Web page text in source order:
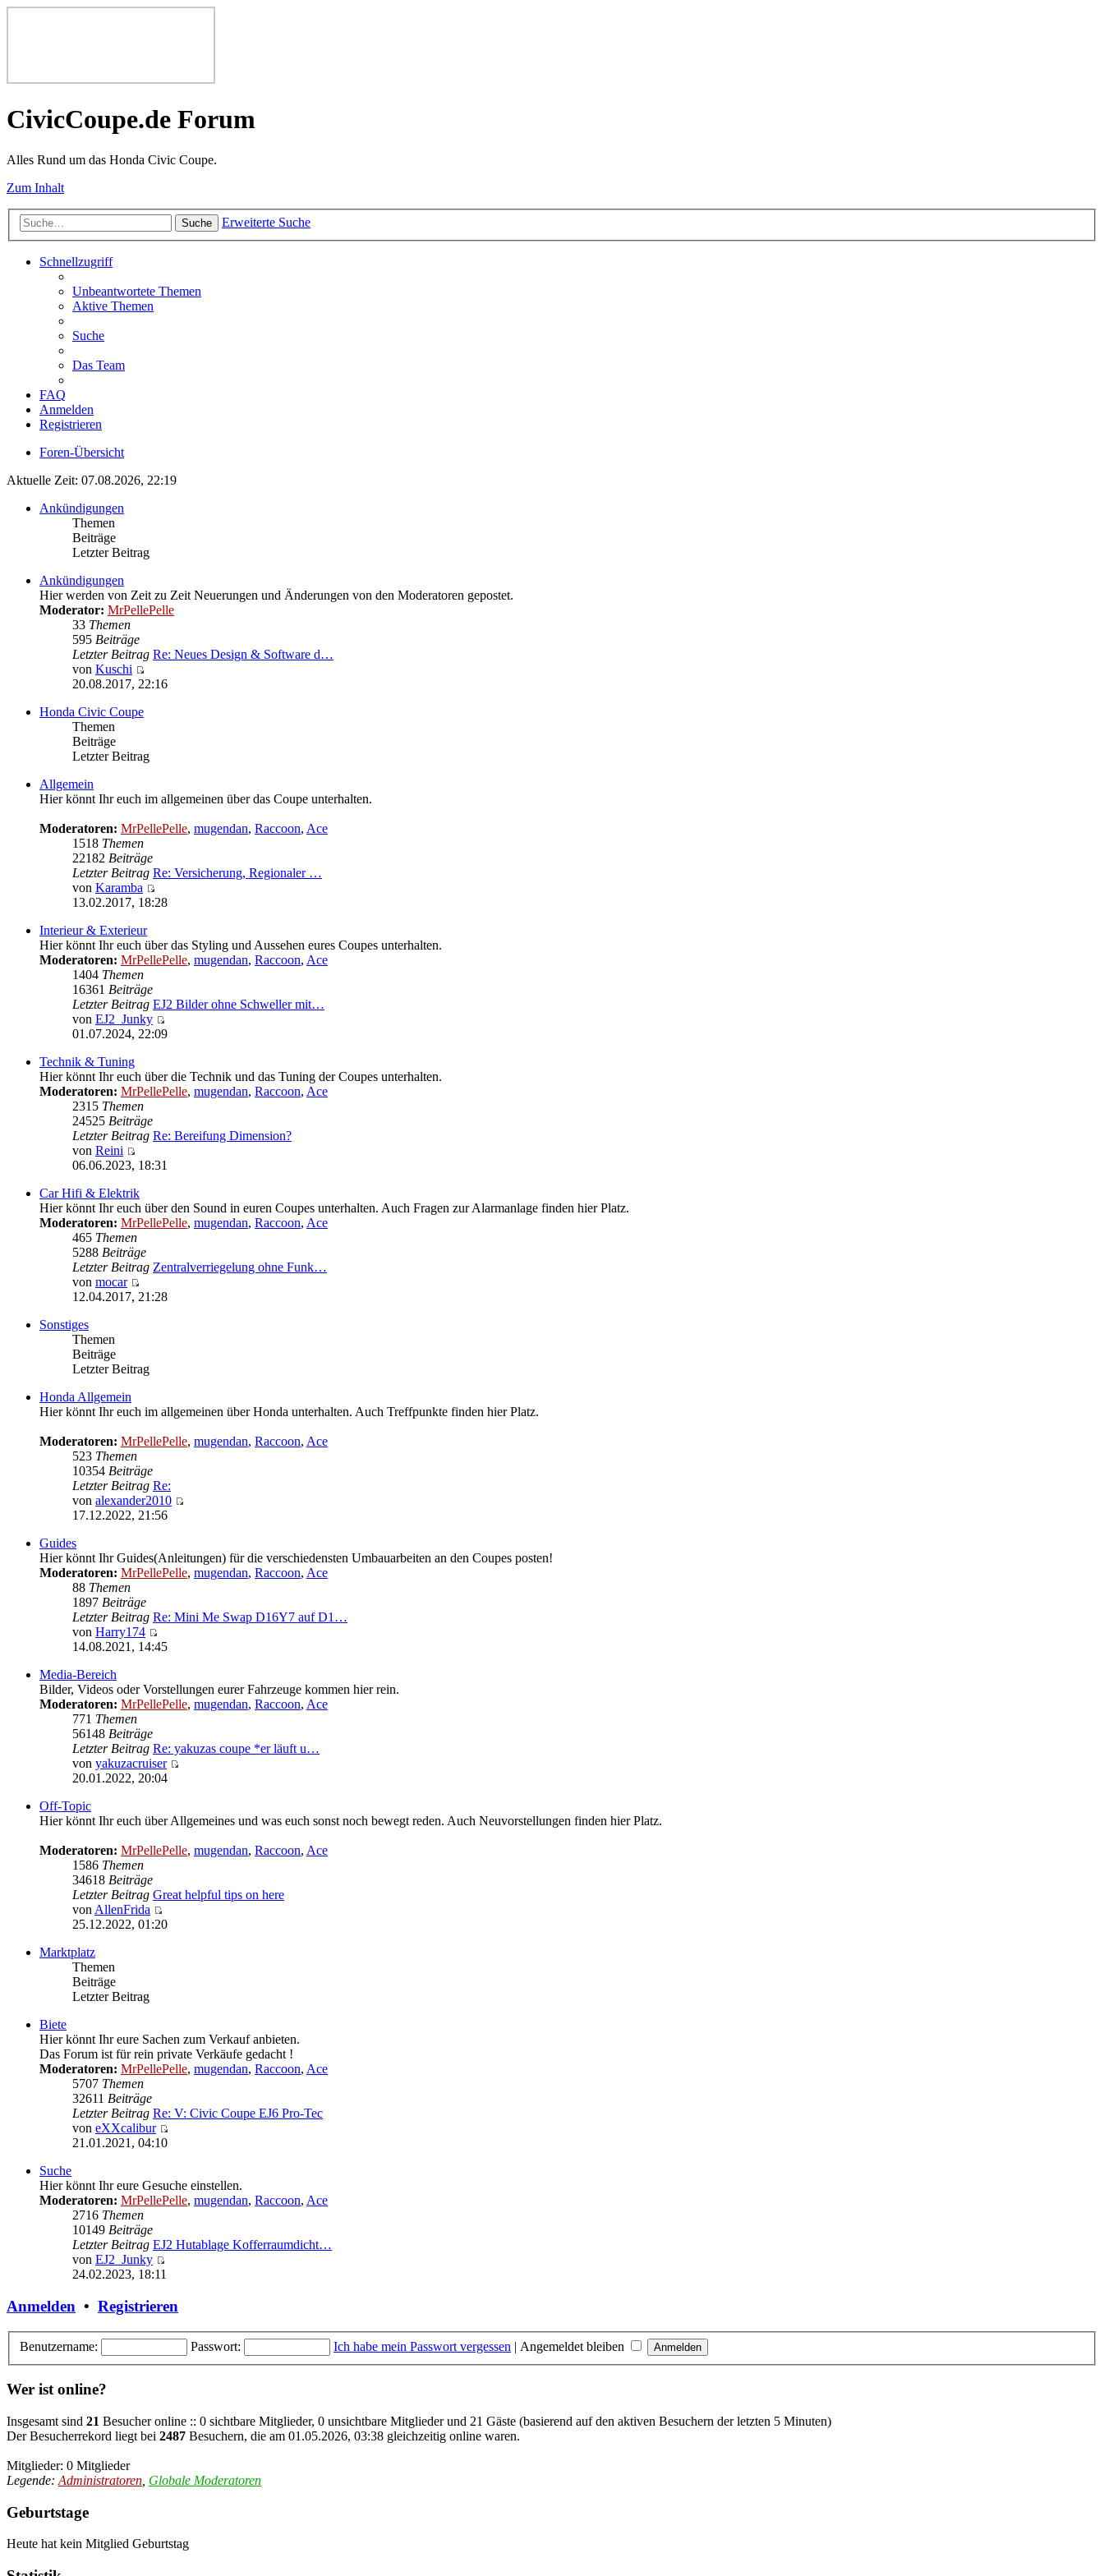
CivicCoupe.de Forum
Alles Rund um das Honda Civic Coupe.
Zum Inhalt
Suche Erweiterte Suche
Schnellzugriff
Unbeantwortete Themen
Aktive Themen
Suche
Das Team
FAQ
Anmelden
Registrieren
Foren-Übersicht
Aktuelle Zeit: 07.08.2026, 22:19
Ankündigungen
Themen
Beiträge
Letzter Beitrag
Ankündigungen
Hier werden von Zeit zu Zeit Neuerungen und Änderungen von den Moderatoren gepostet.
Moderator: MrPellePelle
33 Themen
595 Beiträge
Letzter Beitrag Re: Neues Design & Software d…
von Kuschi
Neuester
20.08.2017, 22:16
Honda Civic Coupe
Themen
Beiträge
Letzter Beitrag
Allgemein
Hier könnt Ihr euch im allgemeinen über das Coupe unterhalten.
Moderatoren: MrPellePelle, mugendan, Raccoon, Ace
1518 Themen
22182 Beiträge
Letzter Beitrag Re: Versicherung, Regionaler …
von Karamba
Neuester
13.02.2017, 18:28
Interieur & Exterieur
Hier könnt Ihr euch über das Styling und Aussehen eures Coupes unterhalten.
Moderatoren: MrPellePelle, mugendan, Raccoon, Ace
1404 Themen
16361 Beiträge
Letzter Beitrag EJ2 Bilder ohne Schweller mit…
von EJ2_Junky
Neuester
01.07.2024, 22:09
Technik & Tuning
Hier könnt Ihr euch über die Technik und das Tuning der Coupes unterhalten.
Moderatoren: MrPellePelle, mugendan, Raccoon, Ace
2315 Themen
24525 Beiträge
Letzter Beitrag Re: Bereifung Dimension?
von Reini
Neuester
06.06.2023, 18:31
Car Hifi & Elektrik
Hier könnt Ihr euch über den Sound in euren Coupes unterhalten. Auch Fragen zur Alarmanlage finden hier Platz.
Moderatoren: MrPellePelle, mugendan, Raccoon, Ace
465 Themen
5288 Beiträge
Letzter Beitrag Zentralverriegelung ohne Funk…
von mocar
Neuester
12.04.2017, 21:28
Sonstiges
Themen
Beiträge
Letzter Beitrag
Honda Allgemein
Hier könnt Ihr euch im allgemeinen über Honda unterhalten. Auch Treffpunkte finden hier Platz.
Moderatoren: MrPellePelle, mugendan, Raccoon, Ace
523 Themen
10354 Beiträge
Letzter Beitrag Re:
von alexander2010
17.12.2022, 21:56
Guides
Hier könnt Ihr Guides(Anleitungen) für die verschiedensten Umbauarbeiten an den Coupes posten!
Moderatoren: MrPellePelle, mugendan, Raccoon, Ace
88 Themen
1897 Beiträge
Letzter Beitrag Re: Mini Me Swap D16Y7 auf D1…
von Harry174
Neuester
14.08.2021, 14:45
Media-Bereich
Bilder, Videos oder Vorstellungen eurer Fahrzeuge kommen hier rein.
Moderatoren: MrPellePelle, mugendan, Raccoon, Ace
771 Themen
56148 Beiträge
Letzter Beitrag Re: yakuzas coupe *er läuft u…
von yakuzacruiser
20.01.2022, 20:04
Off-Topic
Hier könnt Ihr euch über Allgemeines und was euch sonst noch bewegt reden. Auch Neuvorstellungen finden hier Platz.
Moderatoren: MrPellePelle, mugendan, Raccoon, Ace
1586 Themen
34618 Beiträge
Letzter Beitrag Great helpful tips on here
vonAllenFrida
Neuester
25.12.2022, 01:20
Marktplatz
Themen
Beiträge
Letzter Beitrag
Biete
Hier könnt Ihr eure Sachen zum Verkauf anbieten.
Das Forum ist für rein private Verkäufe gedacht !
Moderatoren: MrPellePelle, mugendan, Raccoon, Ace
5707 Themen
32611 Beiträge
Letzter Beitrag Re: V: Civic Coupe EJ6 Pro-Tec
von eXXcalibur
21.01.2021, 04:10
Suche
Hier könnt Ihr eure Gesuche einstellen.
Moderatoren: MrPellePelle, mugendan, Raccoon, Ace
2716 Themen
10149 Beiträge
Letzter Beitrag EJ2 Hutablage Kofferraumdicht…
von EJ2_Junky
24.02.2023, 18:11
Anmelden • Registrieren
Benutzername: Passwort: Ich habe mein Passwort vergessen | Angemeldet bleiben
Wer ist online?
Insgesamt sind 21 Besucher online :: 0 sichtbare Mitglieder, 0 unsichtbare Mitglieder und 21 Gäste (basierend auf den aktiven Besuchern der letzten 5 Minuten)
Der Besucherrekord liegt bei 2487 Besuchern, die am 01.05.2026, 03:38 gleichzeitig online waren.
Mitglieder: 0 Mitglieder
Legende: Administratoren Globale Moderatoren
Geburtstage
Heute hat kein Mitglied Geburtstag